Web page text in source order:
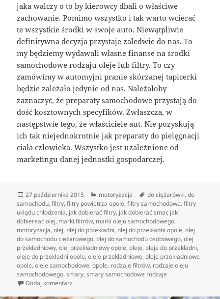
jaka walczy o to by kierowcy dbali o właściwe
zachowanie. Pomimo wszystko i tak warto wcierać
te wszystkie środki w swoje auto. Niewątpliwie
definitywna decyzja przystaje zaledwie do nas. To
my będziemy wydawali własne finanse na środki
samochodowe rodzaju oleje lub filtry. To czy
zamówimy w automyjni pranie skórzanej tapicerki
będzie zależało jedynie od nas. Należałoby
zaznaczyć, że preparaty samochodowe przystają do
dość kosztownych specyfików. Zwłaszcza, w
następstwie tego, że właściciele aut. Nie pozyskują
ich tak niejednokrotnie jak preparaty do pielęgnacji
ciała człowieka. Wszystko jest uzależnione od
marketingu danej jednostki gospodarczej.
Data
publikacji
27 października 2015 Kategorie
motoryzacja Tagi
do ciężarówki,do
samochodu,filtry,filtry powietrza opole,filtry samochodowe,filtry
ukłądu chłodzenia, jak dobierać filtry, jak dobierać smar, jak
dobiereać olej, marki filtrów, marki oleju samochodowego,
motoryzacja,olej,olej do przekładni,olej do przekładni opole,olej
do samochodu ciężarowego,olej do samochodu osobowego,olej
przekładniowy,olej przekładniowy opole,oleje,oleje do przekładni,
oleje do przekładni opole,oleje przekładniowe,oleje przekładniowe
opole,oleje samochodowe,opole, rodzaje filtrów, rodzaje oleju
samochodowego,smary,smary samochodowe rodzaje
Dodaj komentarz